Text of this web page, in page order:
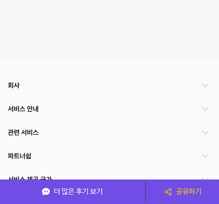
더 많은 후기 보기 공유하기
회사
서비스 안내
관련 서비스
파트너쉽
서비스 제공 국가